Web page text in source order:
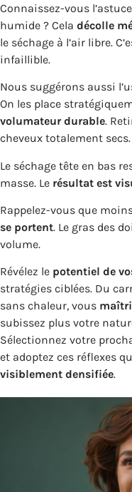
Connaissez-vous
humide ? Cela décolle
le séchage à l’air libre.
infaillible.
Nous suggérons aussi
On les place
volumateur durable.
cheveux totalement secs.
Le séchage tête en bas
masse. Le résultat est
Rappelez-vous que
se portent. Le gras des
volume.
Révélez le potentiel de
stratégies ciblées. Du
sans chaleur, vous
subissez plus votre
Sélectionnez votre
et adoptez ces réflexes
visiblement densifiée.